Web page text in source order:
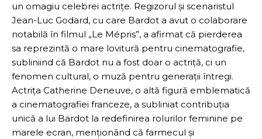
un omagiu celebrei actrițe. Regizorul și scenaristul
Jean-Luc Godard, cu care Bardot a avut o colaborare
notabilă în filmul „Le Mépris”, a afirmat că pierderea
sa reprezintă o mare lovitură pentru cinematografie,
subliniind că Bardot nu a fost doar o actriță, ci un
fenomen cultural, o muză pentru generații întregi.
Actrița Catherine Deneuve, o altă figură emblematică
a cinematografiei franceze, a subliniat contribuția
unică a lui Bardot la redefinirea rolurilor feminine pe
marele ecran, menționând că farmecul și